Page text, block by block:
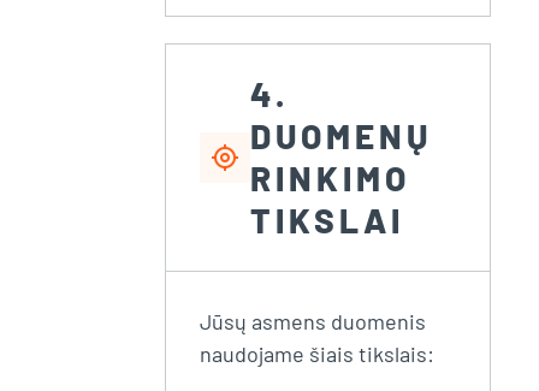
my_location
4.
DUOMENŲ
RINKIMO
TIKSLAI
Jūsų asmens duomenis
naudojame šiais tikslais: